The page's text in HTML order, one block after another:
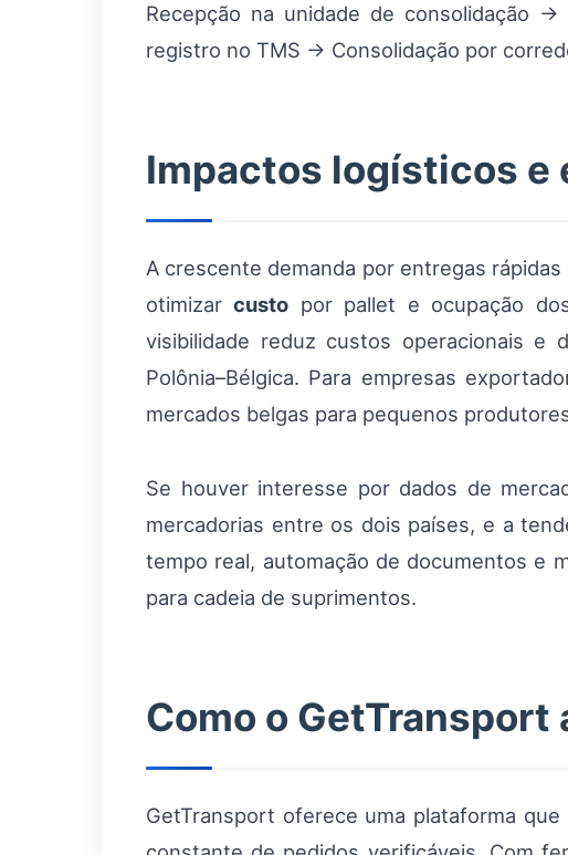
Recepção na unidade de consolidação
registro no TMS → Consolidação por
Impactos logísticos e
A crescente demanda por entregas
otimizarcusto por pallet e ocupação
visibilidade reduz custos operacionais e
Polônia–Bélgica. Para empresas
mercados belgas para pequenos
Se houver interesse por dados de
mercadorias entre os dois países, e a
tempo real, automação de documentos e
para cadeia de suprimentos.
Como o
GetTransport oferece uma plataforma